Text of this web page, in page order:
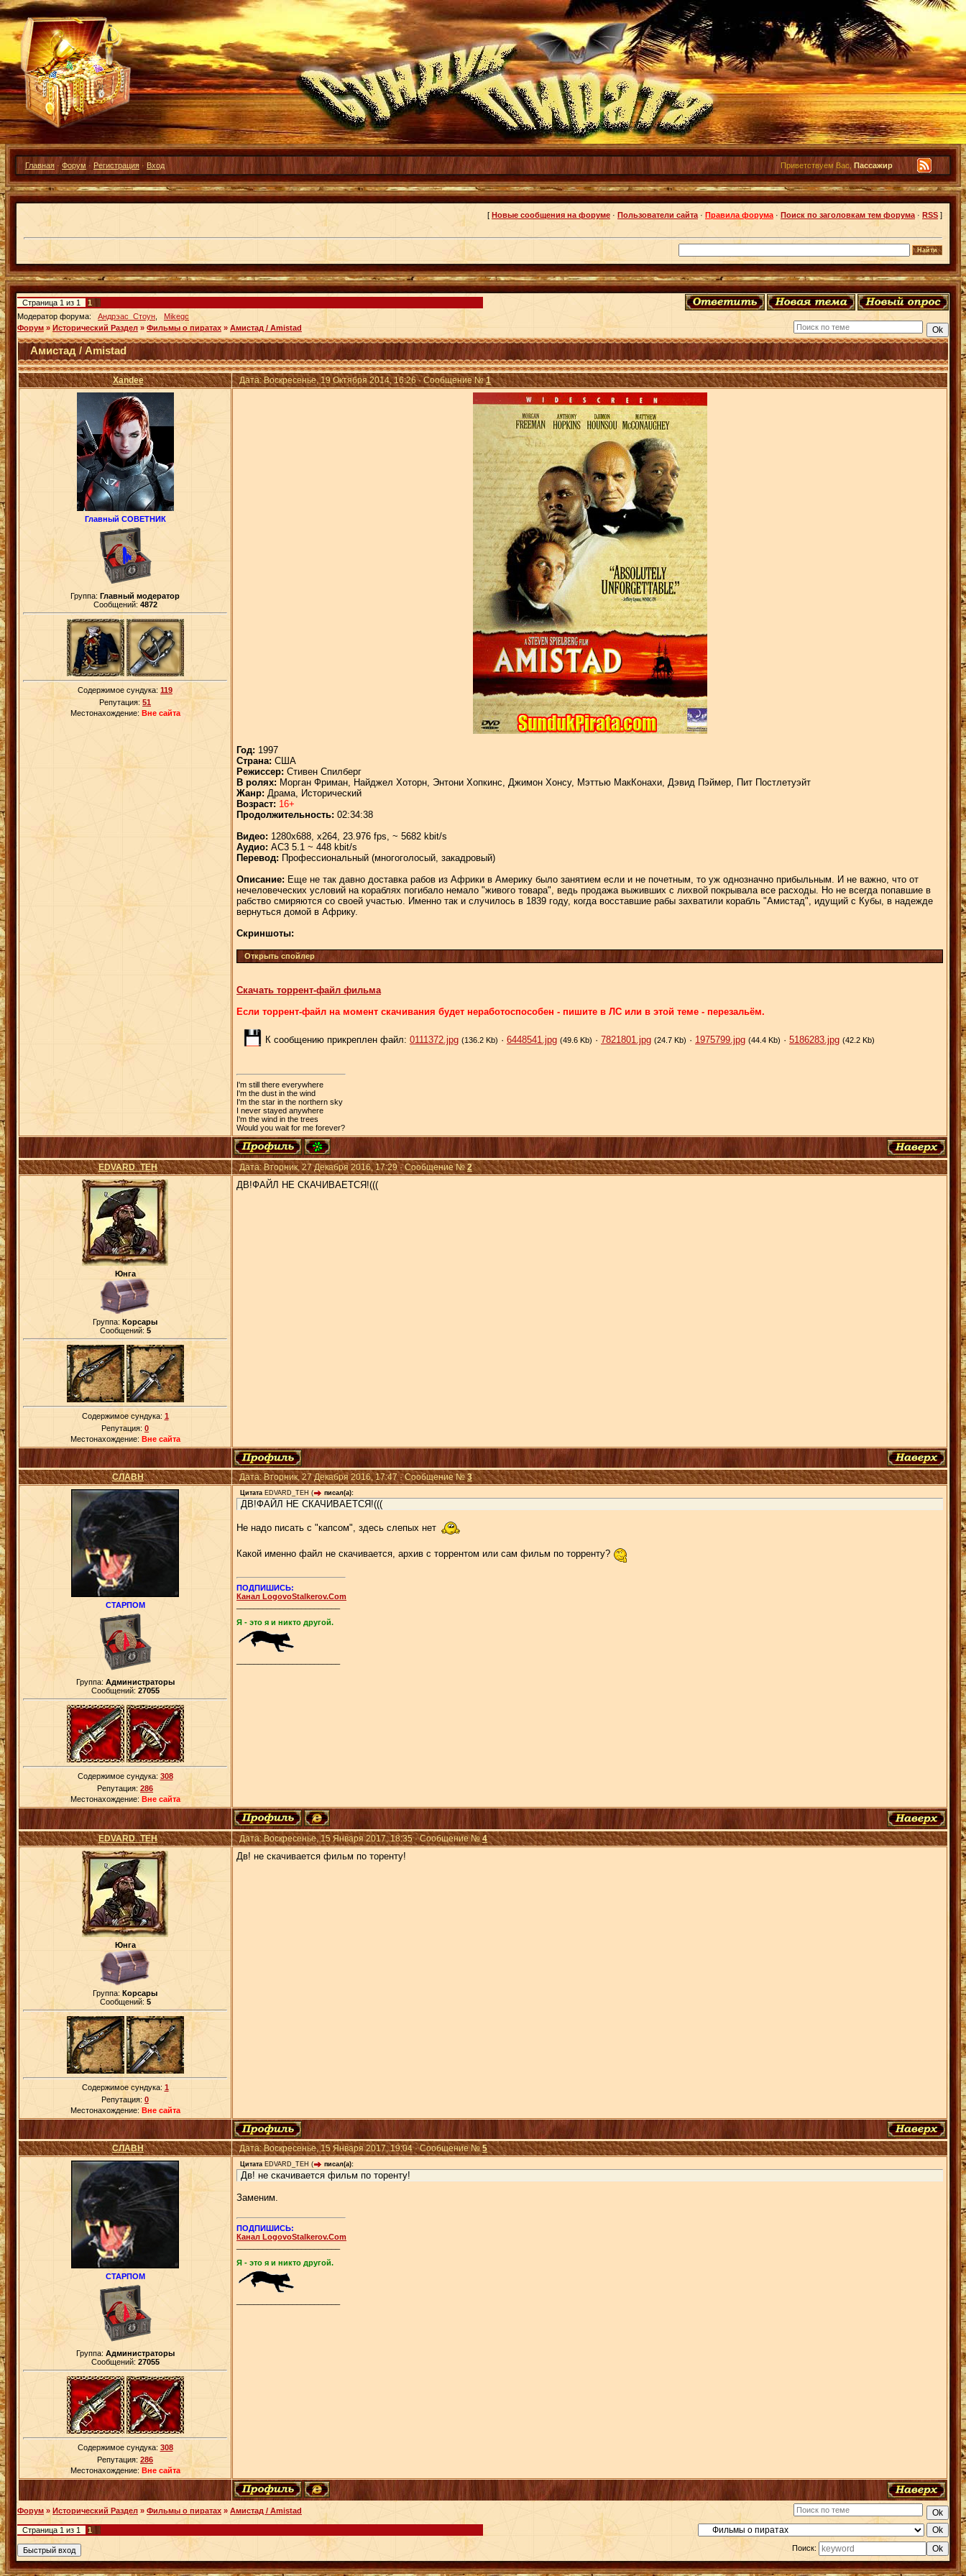
Главная · Форум · Регистрация · Вход Приветствуем Вас, Пассажир
[ Новые сообщения на форуме · Пользователи сайта · Правила форума · Поиск по заголовкам тем форума · RSS ]
Страница 1 из 1
1
Модератор форума:
Андрэас_Стоун
Mikegc
Форум » Исторический Раздел » Фильмы о пиратах » Амистад / Amistad
Амистад / Amistad
Xandee Дата: Воскресенье, 19 Октября 2014, 16:26 · Сообщение №1
Главный СОВЕТНИК
Группа: Главный модератор
Сообщений: 4872
Содержимое сундука: 119
Репутация: 51
Местонахождение: Вне сайта
Год: 1997
Страна: США
Режиссер: Стивен Спилберг
В ролях: Морган Фриман, Найджел Хоторн, Энтони Хопкинс, Джимон Хонсу, Мэттью МакКонахи, Дэвид Пэймер, Пит Постлетуэйт
Жанр: Драма, Исторический
Возраст: 16+
Продолжительность: 02:34:38
Видео: 1280x688, x264, 23.976 fps, ~ 5682 kbit/s
Аудио: АС3 5.1 ~ 448 kbit/s
Перевод: Профессиональный (многоголосый, закадровый)
Описание: Еще не так давно доставка рабов из Африки в Америку было занятием если и не почетным, то уж однозначно прибыльным. И не важно, что от
нечеловеческих условий на кораблях погибало немало "живого товара", ведь продажа выживших с лихвой покрывала все расходы. Но не всегда попавшие в
рабство смиряются со своей участью. Именно так и случилось в 1839 году, когда восставшие рабы захватили корабль "Амистад", идущий с Кубы, в надежде
вернуться домой в Африку.
Скриншоты:
Скачать торрент-файл фильма
Если торрент-файл на момент скачивания будет неработоспособен - пишите в ЛС или в этой теме - перезальём.
К сообщению прикреплен файл: 0111372.jpg (136.2 Kb) · 6448541.jpg (49.6 Kb) · 7821801.jpg (24.7 Kb) · 1975799.jpg (44.4 Kb) · 5186283.jpg (42.2 Kb)
I'm still there everywhere
I'm the dust in the wind
I'm the star in the northern sky
I never stayed anywhere
I'm the wind in the trees
Would you wait for me forever?
EDVARD_TEH Дата: Вторник, 27 Декабря 2016, 17:29 · Сообщение №2
Юнга
Группа: Корсары
Сообщений: 5
Содержимое сундука: 1
Репутация: 0
Местонахождение: Вне сайта
ДВ!ФАЙЛ НЕ CКАЧИВАЕТСЯ!(((
СЛАВН Дата: Вторник, 27 Декабря 2016, 17:47 · Сообщение №3
СТАРПОМ
Группа: Администраторы
Сообщений: 27055
Содержимое сундука: 308
Репутация: 286
Местонахождение: Вне сайта
Цитата EDVARD_TEH ( писал(а):
ДВ!ФАЙЛ НЕ CКАЧИВАЕТСЯ!(((
Не надо писать с "капсом", здесь слепых нет
Какой именно файл не скачивается, архив с торрентом или сам фильм по торренту?
ПОДПИШИСЬ:
Канал LogovoStalkerov.Com
Я - это я и никто другой.
EDVARD_TEH Дата: Воскресенье, 15 Января 2017, 18:35 · Сообщение №4
Юнга
Группа: Корсары
Сообщений: 5
Содержимое сундука: 1
Репутация: 0
Местонахождение: Вне сайта
Дв! не скачивается фильм по торенту!
СЛАВН Дата: Воскресенье, 15 Января 2017, 19:04 · Сообщение №5
СТАРПОМ
Группа: Администраторы
Сообщений: 27055
Содержимое сундука: 308
Репутация: 286
Местонахождение: Вне сайта
Цитата EDVARD_TEH ( писал(а):
Дв! не скачивается фильм по торенту!
Заменим.
ПОДПИШИСЬ:
Канал LogovoStalkerov.Com
Я - это я и никто другой.
Форум » Исторический Раздел » Фильмы о пиратах » Амистад / Amistad
Страница 1 из 1 1
Поиск: